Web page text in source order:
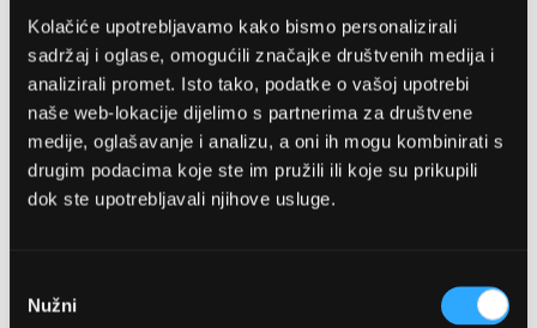
Kolačiće upotrebljavamo kako bismo personalizirali
sadržaj i oglase, omogućili značajke društvenih medija i
analizirali promet. Isto tako, podatke o vašoj upotrebi
naše web-lokacije dijelimo s partnerima za društvene
medije, oglašavanje i analizu, a oni ih mogu kombinirati s
drugim podacima koje ste im pružili ili koje su prikupili
dok ste upotrebljavali njihove usluge.
pristanka
Nužni
Podijeli s prijateljima